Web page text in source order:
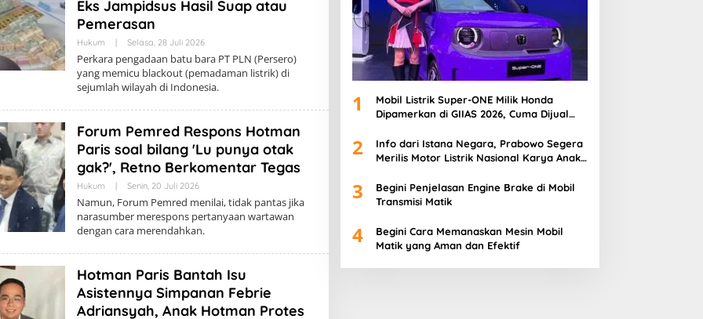
Eks Jampidsus Hasil Suap atau
Pemerasan
Hukum Selasa, 28 Juli 2026
Perkara pengadaan batu bara PT PLN (Persero)
yang memicu blackout (pemadaman listrik) di
sejumlah wilayah di Indonesia.
Forum Pemred Respons Hotman
Paris soal bilang 'Lu punya otak
gak?', Retno Berkomentar Tegas
Hukum Senin, 20 Juli 2026
Namun, Forum Pemred menilai, tidak pantas jika
narasumber merespons pertanyaan wartawan
dengan cara merendahkan.
Hotman Paris Bantah Isu
Asistennya Simpanan Febrie
Adriansyah, Anak Hotman Protes
1
Mobil Listrik Super-ONE Milik Honda
Dipamerkan di GIIAS 2026, Cuma Dijual
2
Info dari Istana Negara, Prabowo Segera
Merilis Motor Listrik Nasional Karya Anak
3
Begini Penjelasan Engine Brake di Mobil
Transmisi Matik
4
Begini Cara Memanaskan Mesin Mobil
Matik yang Aman dan Efektif